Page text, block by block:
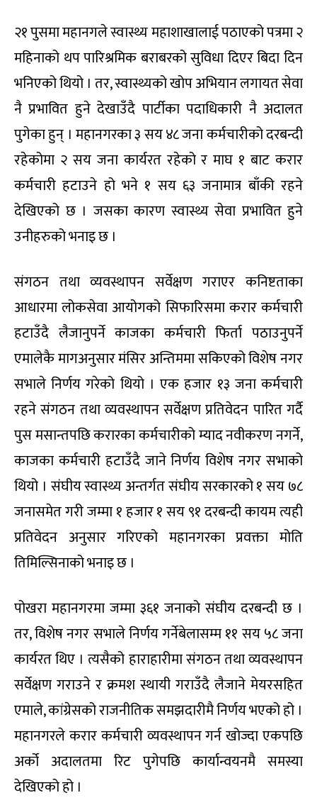
२१ पुसमा महानगले स्वास्थ्य महाशाखालाई पठाएको पत्रमा २
महिनाको थप पारिश्रमिक बराबरको सुविधा दिएर बिदा दिन
भनिएको थियो । तर, स्वास्थ्यको खोप अभियान लगायत सेवा
नै प्रभावित हुने देखाउँदै पार्टीका पदाधिकारी नै अदालत
पुगेका हुन् । महानगरका ३ सय ४८ जना कर्मचारीको दरबन्दी
रहेकोमा २ सय जना कार्यरत रहेको र माघ १ बाट करार
कर्मचारी हटाउने हो भने १ सय ६३ जनामात्र बाँकी रहने
देखिएको छ । जसका कारण स्वास्थ्य सेवा प्रभावित हुने
उनीहरुको भनाइ छ ।
संगठन तथा व्यवस्थापन सर्वेक्षण गराएर कनिष्टताका
आधारमा लोकसेवा आयोगको सिफारिसमा करार कर्मचारी
हटाउँदै लैजानुपर्ने काजका कर्मचारी फिर्ता पठाउनुपर्ने
एमालेकै मागअनुसार मंसिर अन्तिममा सकिएको विशेष नगर
सभाले निर्णय गरेको थियो । एक हजार १३ जना कर्मचारी
रहने संगठन तथा व्यवस्थापन सर्वेक्षण प्रतिवेदन पारित गर्दै
पुस मसान्तपछि करारका कर्मचारीको म्याद नवीकरण नगर्ने,
काजका कर्मचारी हटाउँदै जाने निर्णय विशेष नगर सभाको
थियो । संघीय स्वास्थ्य अन्तर्गत संघीय सरकारको १ सय ७८
जनासमेत गरी जम्मा १ हजार १ सय ९१ दरबन्दी कायम त्यही
प्रतिवेदन अनुसार गरिएको महानगरका प्रवक्ता मोति
तिमिल्सिनाको भनाइ छ ।
पोखरा महानगरमा जम्मा ३६१ जनाको संघीय दरबन्दी छ ।
तर, विशेष नगर सभाले निर्णय गर्नेबेलासम्म ११ सय ५८ जना
कार्यरत थिए । त्यसैको हाराहारीमा संगठन तथा व्यवस्थापन
सर्वेक्षण गराउने र क्रमश स्थायी गराउँदै लैजाने मेयरसहित
एमाले, कांग्रेसको राजनीतिक समझदारीमै निर्णय भएको हो ।
महानगरले करार कर्मचारी व्यवस्थापन गर्न खोज्दा एकपछि
अर्को अदालतमा रिट पुगेपछि कार्यान्वयनमै समस्या
देखिएको हो ।